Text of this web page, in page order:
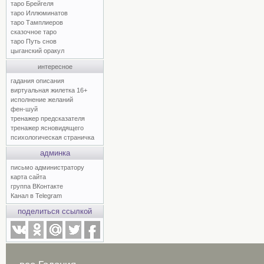
таро Брейгеля
таро Иллюминатов
таро Тамплиеров
сказочное таро
таро Путь снов
цыганский оракул
интересное
гадания описания
виртуальная жилетка 16+
исполнение желаний
фен-шуй
тренажер предсказателя
тренажер ясновидящего
психологическая страничка
админка
письмо администратору
карта сайта
группа ВКонтакте
Канал в Telegram
поделиться ссылкой